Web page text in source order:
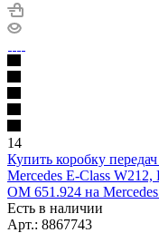
14
Купить коробку
Mercedes E-Class
OM 651.924 на
Есть в наличии
Арт.: 8867743